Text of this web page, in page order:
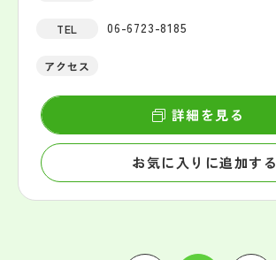
TEL 06-6723-8185
アクセス
お気に入りに追加する
詳細を見る